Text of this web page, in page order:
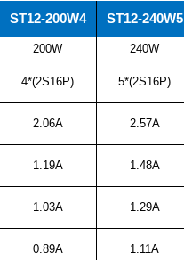
ST12-200W4 ST12-240W5
200W
240W
4*(2S16P) 5*(2S16P)
2.06A 2.57A
1.19A 1.48A
1.03A 1.29A
0.89A 1.11A